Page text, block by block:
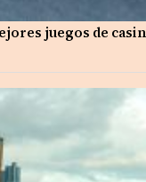
juegos de